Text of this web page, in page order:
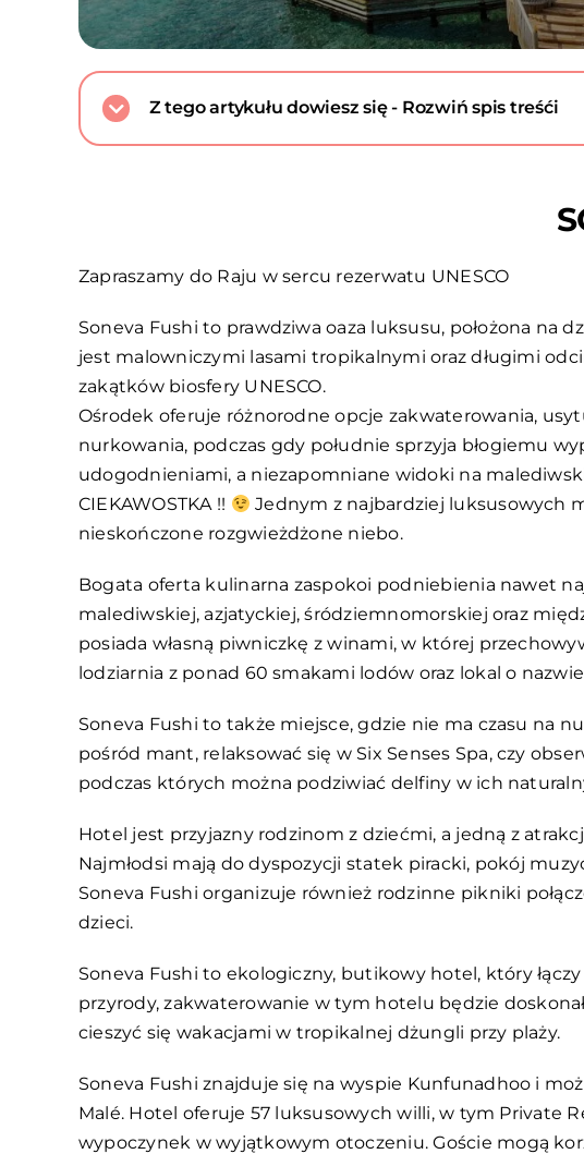
Z tego artykułu dowiesz się - Rozwiń spis treśći
Zapraszamy do Raju w sercu rezerwatu UNESCO
Soneva Fushi to prawdziwa oaza luksusu, położona
jest malowniczymi lasami tropikalnymi oraz długimi
zakątków biosfery UNESCO.
Ośrodek oferuje różnorodne opcje zakwaterowania,
nurkowania, podczas gdy południe sprzyja błogiemu
udogodnieniami, a niezapomniane widoki na
CIEKAWOSTKA !!
Jednym z najbardziej luksusowych
nieskończone rozgwieżdżone niebo.
Bogata oferta kulinarna zaspokoi podniebienia nawet
malediwskiej, azjatyckiej, śródziemnomorskiej oraz
posiada własną piwniczkę z winami, w której
lodziarnia z ponad 60 smakami lodów oraz lokal o
Soneva Fushi to także miejsce, gdzie nie ma czasu na
pośród mant, relaksować się w Six Senses Spa, czy
podczas których można podziwiać delfiny w ich
Hotel jest przyjazny rodzinom z dziećmi, a jedną z
Najmłodsi mają do dyspozycji statek piracki, pokój
Soneva Fushi organizuje również rodzinne pikniki
dzieci.
Soneva Fushi to ekologiczny, butikowy hotel, który
przyrody, zakwaterowanie w tym hotelu będzie
cieszyć się wakacjami w tropikalnej dżungli przy plaży.
Soneva Fushi znajduje się na wyspie Kunfunadhoo i
Malé. Hotel oferuje 57 luksusowych willi, w tym Private
wypoczynek w wyjątkowym otoczeniu. Goście mogą